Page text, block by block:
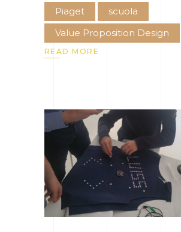
Piaget
scuola
Value Proposition Design
READ MORE